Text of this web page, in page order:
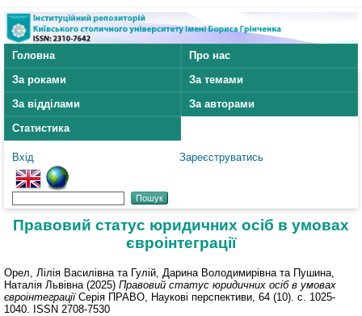
Головна
Про нас
За роками
За темами
За відділами
За авторами
Статистика
Вхід Зареєструватись
Правовий статус юридичних осіб в умовах
євроінтеграції
Орел, Лілія Василівна та Гулій, Дарина Володимирівна та Пушина,
Наталія Львівна (2025) Правовий статус юридичних осіб в умовах
євроінтеграціїСерія ПРАВО, Наукові перспективи, 64 (10). с. 1025-
1040. ISSN 2708-7530